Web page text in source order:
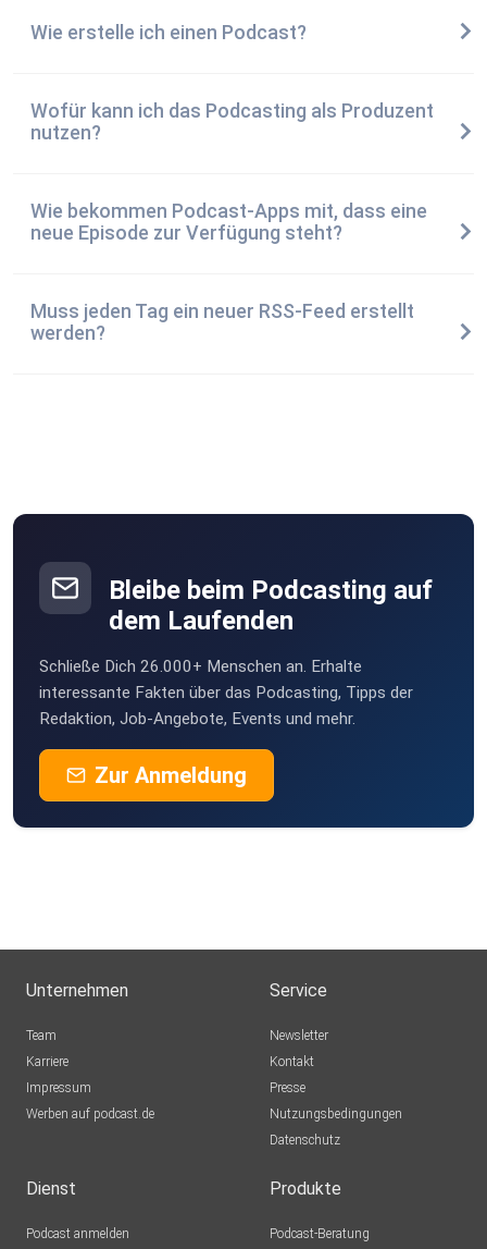
Wie erstelle ich einen Podcast?
Wofür kann ich das Podcasting als Produzent
nutzen?
Wie bekommen Podcast-Apps mit, dass eine
neue Episode zur Verfügung steht?
Muss jeden Tag ein neuer RSS-Feed erstellt
werden?
Bleibe beim Podcasting auf
dem Laufenden
Schließe Dich 26.000+ Menschen an. Erhalte
interessante Fakten über das Podcasting, Tipps der
Redaktion, Job-Angebote, Events und mehr.
Zur Anmeldung
Unternehmen
Team
Karriere
Impressum
Werben auf podcast.de
Service
Newsletter
Kontakt
Presse
Nutzungsbedingungen
Datenschutz
Dienst
Podcast anmelden
Produkte
Podcast-Beratung